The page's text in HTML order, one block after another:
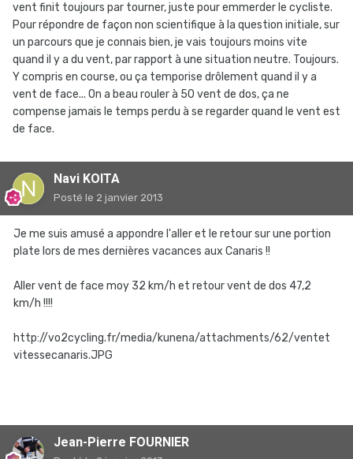
vent finit toujours par tourner, juste pour emmerder le cycliste.
Pour répondre de façon non scientifique à la question initiale, sur
un parcours que je connais bien, je vais toujours moins vite
quand il y a du vent, par rapport à une situation neutre. Toujours.
Y compris en course, ou ça temporise drôlement quand il y a
vent de face... On a beau rouler à 50 vent de dos, ça ne
compense jamais le temps perdu à se regarder quand le vent est
de face.
Navi KOITA
Posté le 2 janvier 2013
Je me suis amusé a appondre l'aller et le retour sur une portion
plate lors de mes dernières vacances aux Canaris !!
Aller vent de face moy 32 km/h et retour vent de dos 47,2
km/h !!!!
http://vo2cycling.fr/media/kunena/attachments/62/ventet
vitessecanaris.JPG
Jean-Pierre FOURNIER